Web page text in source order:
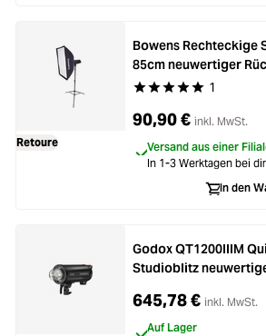
Retoure
Durchschnittliche
1
Bowens Rechteckige
85cm neuwertiger
90,90 € inkl. MwSt.
Versand aus einer
In 1-3 Werktagen bei dir
In den
Godox QT1200IIIM
Studioblitz
645,78 € inkl. MwSt.
Auf Lager